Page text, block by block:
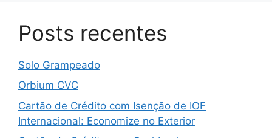
Posts recentes
Solo Grampeado
Orbium CVC
Cartão de Crédito com Isenção de IOF
Internacional: Economize no Exterior